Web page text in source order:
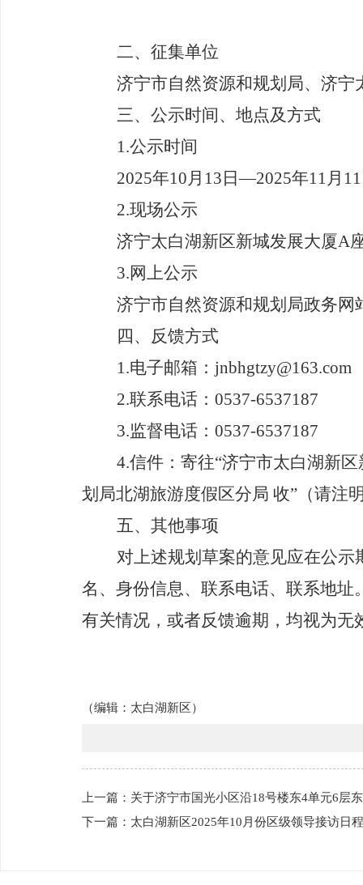
二、征集单位
济宁市自然资源和规划局、 济宁
三、公示时间、地点及方式
1.公示时间
2025年10 月 13 日—2025年11 月 11
2.现场公示
济宁太白湖新区新城发展大厦A
3.网上公示
济宁市自然资源和规划局政务
四、反馈方式
1.电子邮箱 ： jnbhgtzy@163.com
2.联系电话 ： 0537-6537187
3.监督电话 ： 0537-6537187
4.信件 ： 寄往“济宁市太白湖新
划局北湖旅游度假区分局 收” （请注
五、其他事项
对上述规划草案的意见应在公
名、身份信息、联系电话、联系地
有关情况，或者反馈逾期，均视为无
（编辑： 太白湖新区 ）
上一篇：关于济宁市国光小区沿18号楼东4单元6层
下一篇：太白湖新区2025年10月份区级领导接访日